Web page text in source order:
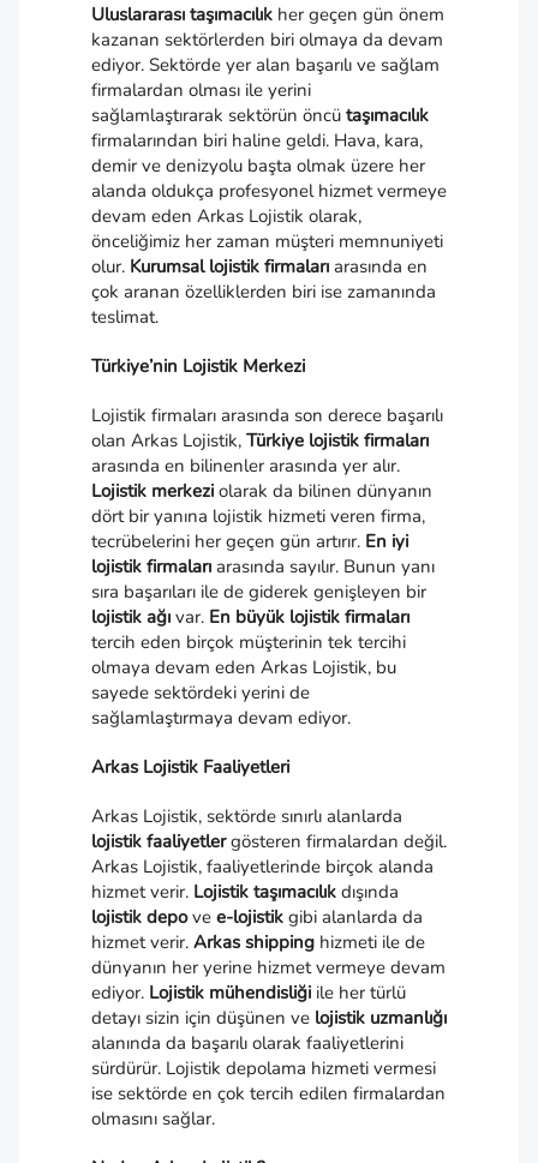
Uluslararası taşımacılık her geçen gün önem
kazanan sektörlerden biri olmaya da devam
ediyor. Sektörde yer alan başarılı ve sağlam
firmalardan olması ile yerini
sağlamlaştırarak sektörün öncü taşımacılık
firmalarından biri haline geldi. Hava, kara,
demir ve denizyolu başta olmak üzere her
alanda oldukça profesyonel hizmet vermeye
devam eden Arkas Lojistik olarak,
önceliğimiz her zaman müşteri memnuniyeti
olur. Kurumsal lojistik firmaları arasında en
çok aranan özelliklerden biri ise zamanında
teslimat.
Türkiye’nin Lojistik Merkezi
Lojistik firmaları arasında son derece başarılı
olan Arkas Lojistik, Türkiye lojistik firmaları
arasında en bilinenler arasında yer alır.
Lojistik merkezi olarak da bilinen dünyanın
dört bir yanına lojistik hizmeti veren firma,
tecrübelerini her geçen gün artırır. En iyi
lojistik firmaları arasında sayılır. Bunun yanı
sıra başarıları ile de giderek genişleyen bir
lojistik ağı var. En büyük lojistik firmaları
tercih eden birçok müşterinin tek tercihi
olmaya devam eden Arkas Lojistik, bu
sayede sektördeki yerini de
sağlamlaştırmaya devam ediyor.
Arkas Lojistik Faaliyetleri
Arkas Lojistik, sektörde sınırlı alanlarda
lojistik faaliyetlergösteren firmalardan değil.
Arkas Lojistik, faaliyetlerinde birçok alanda
hizmet verir. Lojistik taşımacılık dışında
lojistik depove e-lojistik gibi alanlarda da
hizmet verir. Arkas shipping hizmeti ile de
dünyanın her yerine hizmet vermeye devam
ediyor. Lojistik mühendisliği ile her türlü
detayı sizin için düşünen ve lojistik uzmanlığı
alanında da başarılı olarak faaliyetlerini
sürdürür. Lojistik depolama hizmeti vermesi
ise sektörde en çok tercih edilen firmalardan
olmasını sağlar.